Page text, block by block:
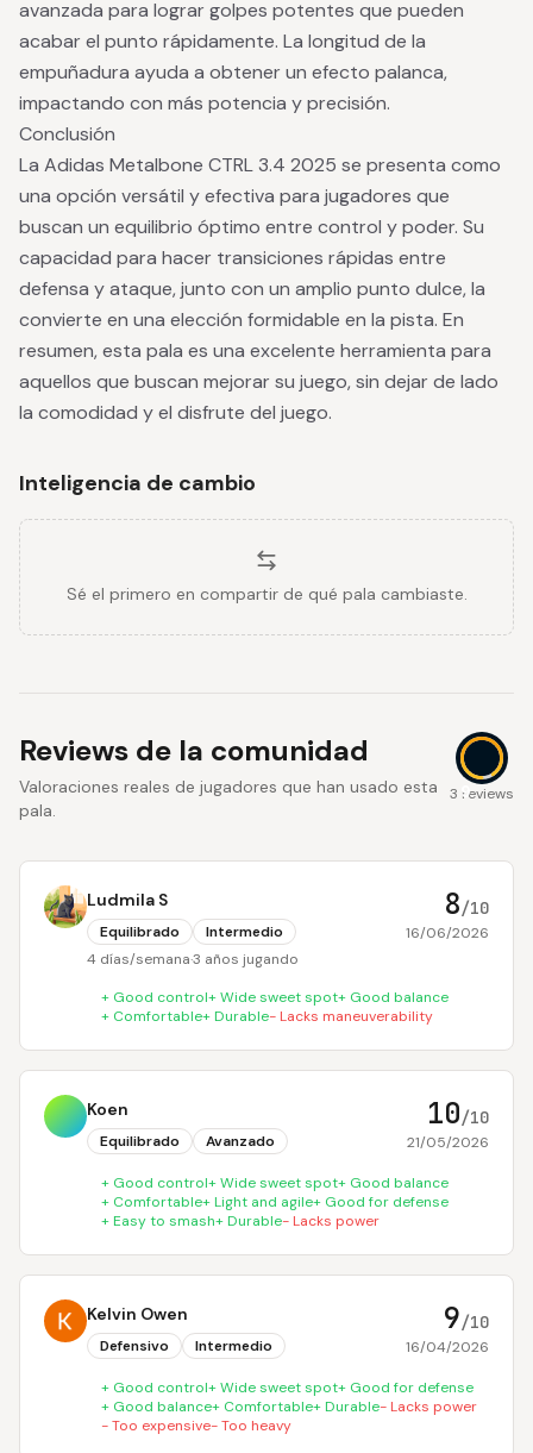
avanzada para lograr golpes potentes que pueden
acabar el punto rápidamente. La longitud de la
empuñadura ayuda a obtener un efecto palanca,
impactando con más potencia y precisión.
Conclusión
La Adidas Metalbone CTRL 3.4 2025 se presenta como
una opción versátil y efectiva para jugadores que
buscan un equilibrio óptimo entre control y poder. Su
capacidad para hacer transiciones rápidas entre
defensa y ataque, junto con un amplio punto dulce, la
convierte en una elección formidable en la pista. En
resumen, esta pala es una excelente herramienta para
aquellos que buscan mejorar su juego, sin dejar de lado
la comodidad y el disfrute del juego.
Inteligencia de cambio
Sé el primero en compartir de qué pala cambiaste.
Reviews de la comunidad
Valoraciones reales de jugadores que han usado esta
pala.
9
3 reviews
Ludmila S
Equilibrado
Intermedio
4 días/semana·3 años jugando
8/10
16/06/2026
+ Good control+Wide sweet spot+ Good balance
+ Comfortable+Durable- Lacks maneuverability
Koen
Equilibrado Avanzado
10/10
21/05/2026
+ Good control+Wide sweet spot+ Good balance
+ Comfortable+Light and agile+ Good for defense
+Easy to smash+Durable- Lacks power
Kelvin Owen
Defensivo Intermedio
9/10
16/04/2026
+ Good control+Wide sweet spot+ Good for defense
+ Good balance+ Comfortable+Durable- Lacks power
-Too expensive-Too heavy